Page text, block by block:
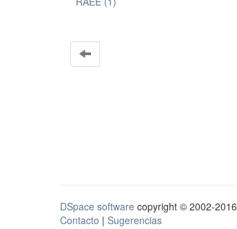
DSpace software copyright © 2002-2016
Contacto | Sugerencias